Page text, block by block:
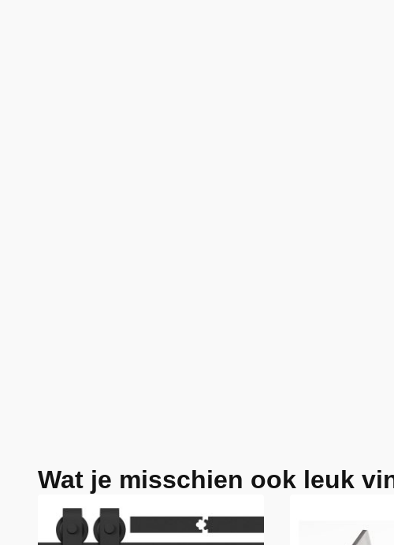
Wat je misschien ook leuk